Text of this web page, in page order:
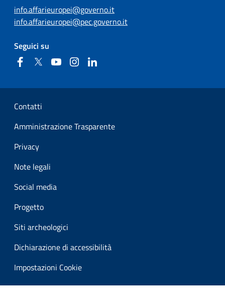
info.affarieuropei@governo.it
info.affarieuropei@pec.governo.it
Seguici su
FacebookTwitter YouTubeInstagram
Sezione Link Utili
Contatti
Amministrazione Trasparente
Privacy
Note legali
Social media
Progetto
Siti archeologici
Dichiarazione di accessibilità
Impostazioni Cookie